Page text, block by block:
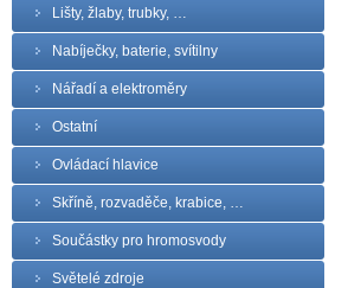
Lišty, žlaby, trubky, …
Nabíječky, baterie, svítilny
Nářadí a elektroměry
Ostatní
Ovládací hlavice
Skříně, rozvaděče, krabice, …
Součástky pro hromosvody
Světelé zdroje